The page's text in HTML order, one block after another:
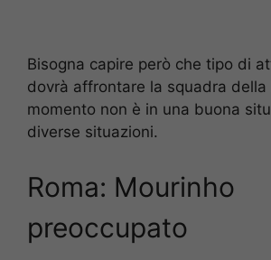
Bisogna capire però che tipo di
dovrà affrontare la squadra della
momento non è in una buona
diverse situazioni.
Roma: Mourinho
preoccupato